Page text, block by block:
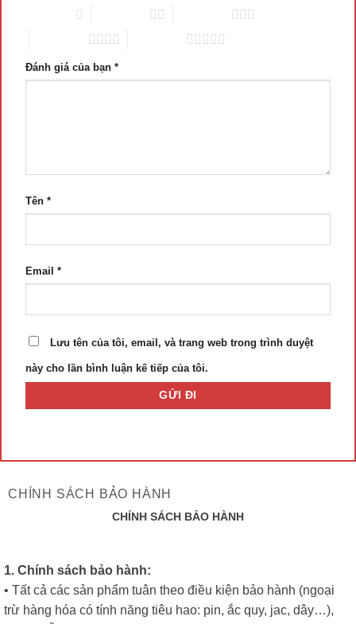
Đánh giá của bạn *
Tên *
Email *
Lưu tên của tôi, email, và trang web trong trình duyệt
này cho lần bình luận kế tiếp của tôi.
CHÍNH SÁCH BẢO HÀNH
CHÍNH SÁCH BẢO HÀNH
1. Chính sách bảo hành:
• Tất cả các sản phẩm tuân theo điều kiện bảo hành (ngoại
trừ hàng hóa có tính năng tiêu hao: pin, ắc quy, jac, dây…),